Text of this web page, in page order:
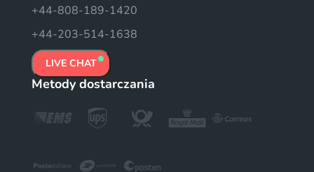
+44-808-189-1420
+44-203-514-1638
LIVE CHAT
Metody dostarczania